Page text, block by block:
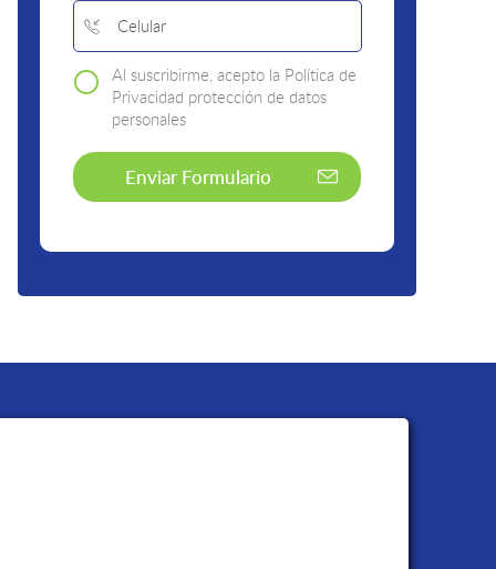
Al suscribirme, acepto la Política de
Privacidad protección de datos
personales